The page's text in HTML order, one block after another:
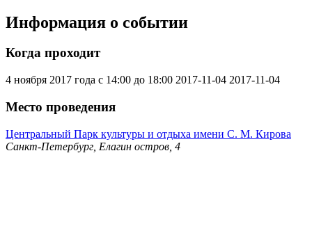
Информация о событии
Когда проходит
4 ноября 2017 года с 14:00 до 18:00 2017-11-04 2017-11-04
Место проведения
Центральный Парк культуры и отдыха имени С. М. Кирова
Санкт-Петербург, Елагин остров, 4